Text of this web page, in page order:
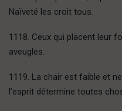
Naïveté les croit tous.
1118. Ceux qui placent leur
aveugles.
1119. La chair est faible et
l’esprit détermine toutes